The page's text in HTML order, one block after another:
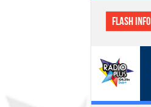
Flash info